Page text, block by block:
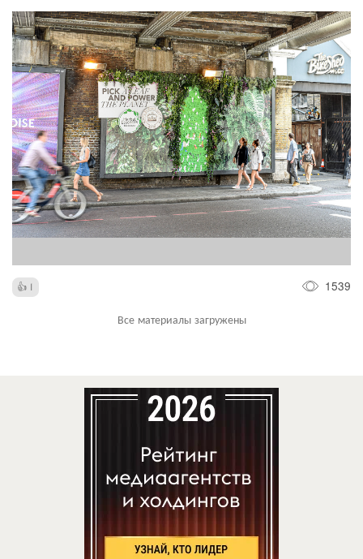
1 1539
Все материалы загружены